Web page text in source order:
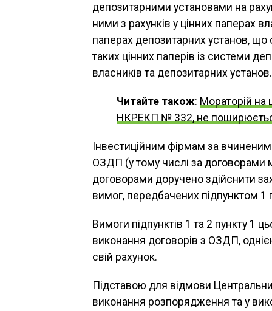
депозитарними установами на
ними з рахунків у цінних паперах
паперах депозитарних установ,
таких цінних паперів із системи
власників та депозитарних установ.
Читайте також: Мораторій на
НКРЕКП № 332, не
Інвестиційним фірмам за
ОЗДП (у тому числі за договорами
договорами доручено здійснити
вимог, передбачених підпунктом 1
Вимоги підпунктів 1 та 2 пункту 1
виконання договорів з ОЗДП,
свій рахунок.
Підставою для відмови
виконання розпорядження та у